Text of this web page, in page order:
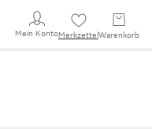
Mein KontoMerkzettel Warenkorb